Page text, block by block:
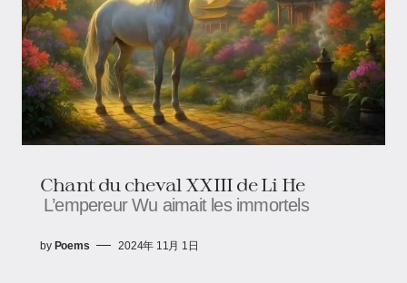
Chant du cheval XXIII de Li He
L’empereur Wu aimait les immortels
by Poems 2024年 11月 1日